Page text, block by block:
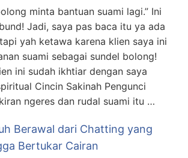
minta bantuan suami lagi.” Ini
Jadi, saya pas baca itu ya ada
yah ketawa karena klien saya ini
suami sebagai sundel bolong!
ini sudah ikhtiar dengan saya
Cincin Sakinah Pengunci
ngeres dan rudal suami itu …
Berawal dari Chatting yang
Bertukar Cairan